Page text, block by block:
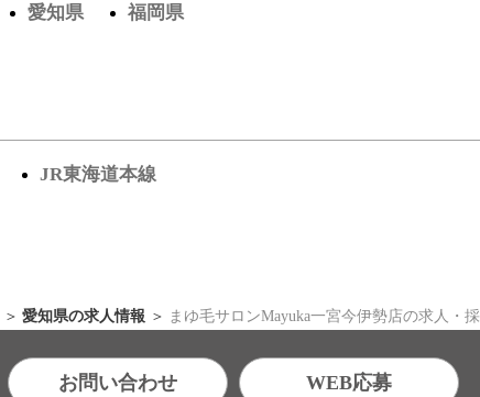
愛知県 福岡県
JR東海道本線
愛知県の求人情報 まゆ毛サロンMayuka一宮今伊勢店の求人・
お問い合わせ WEB応募